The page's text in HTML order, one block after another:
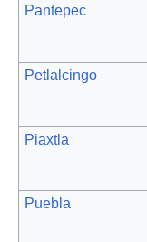
Pantepec
Petlalcingo
Piaxtla
Puebla